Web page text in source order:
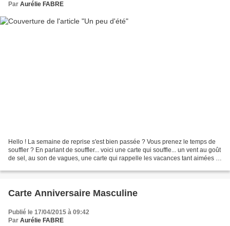
Par Aurélie FABRE
Hello ! La semaine de reprise s'est bien passée ? Vous prenez le temps de
souffler ? En parlant de souffler... voici une carte qui souffle... un vent au goût
de sel, au son de vagues, une carte qui rappelle les vacances tant aimées et
Carte Anniversaire Masculine
Publié le 17/04/2015 à 09:42
Par Aurélie FABRE